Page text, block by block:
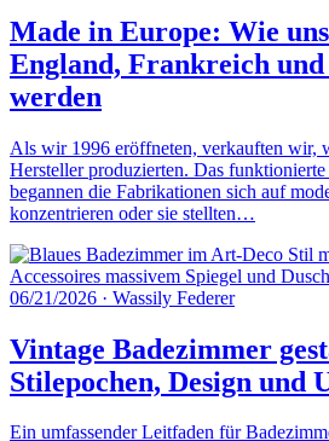
Made in Europe: Wie
England, Frankreich
werden
Als wir 1996 eröffneten, verkauften wir,
Hersteller produzierten. Das
begannen die Fabrikationen sich auf
konzentrieren oder sie stellten…
06/21/2026 · Wassily Federer
Vintage Badezimmer
Stilepochen, Design und
Ein umfassender Leitfaden für